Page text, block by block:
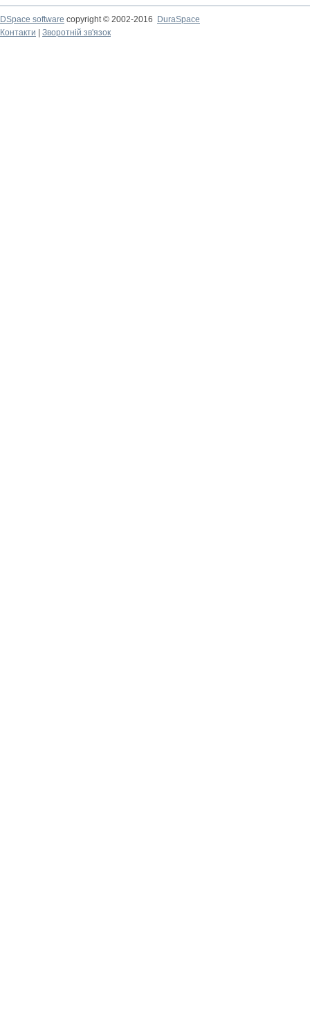
DSpace software copyright © 2002-2016
DuraSpace
Контакти
Зворотній зв'язок